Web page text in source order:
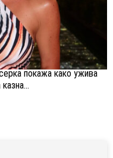
покажа како ужива